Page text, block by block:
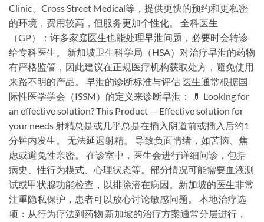
Clinic、Cross Street Medical等，提供更快的预约和更私密
的环境，费用较高，但服务更加个性化。 全科医生
（GP）：许多家庭医生也能处理早泄问题，必要时会转诊
给专科医生。 新加坡卫生科学局（HSA）对治疗早泄的药物
有严格监管，因此建议在正规医疗机构获取处方，避免使用
来路不明的产品。 早泄的诊断标准与评估 医生通常根据国
际性医学学会（ISSM）的定义来诊断早泄： 💊 Looking for
an effective solution? This Product — Effective solution for
your needs 射精总是或几乎总是在插入阴道前或插入后约1
分钟内发生。 无法延迟射精。 导致负面情绪，如苦恼、焦
虑或避免性亲密。 在诊室中，医生会进行详细问诊，包括
病史、性行为模式、心理状态等。部分情况可能需要血液测
试或甲状腺功能检查，以排除潜在病因。新加坡的医生非常
注重隐私保护，患者可以放心讨论敏感问题。 本地治疗选
项：从行为疗法到药物 新加坡的治疗方案通常分层进行，